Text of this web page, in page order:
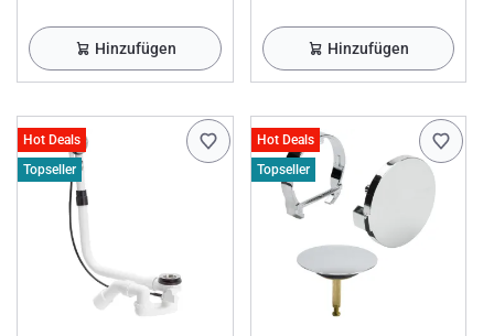
Hinzufügen Hinzufügen
Hot Deals
Topseller
Hot Deals
Topseller